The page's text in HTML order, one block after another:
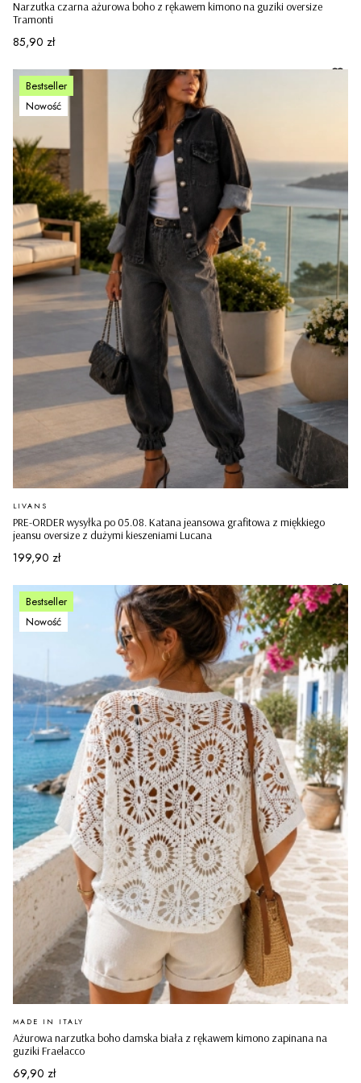
Narzutka czarna ażurowa boho z rękawem kimono na guziki oversize
Tramonti
Cena
85,90 zł
Bestseller
Nowość
PRE-ORDER wysyłka po 05.08. Katana jeansowa grafitowa z miękkiego
jeansu oversize z dużymi kieszeniami Lucana
PRODUCENT
LIVANS
Cena
199,90 zł
Bestseller
Nowość
Ażurowa narzutka boho damska biała z rękawem kimono zapinana na
guziki Fraelacco
PRODUCENT
MADE IN ITALY
Cena
69,90 zł